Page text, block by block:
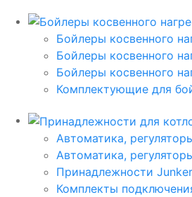
Бойлеры косвенного
Бойлеры косвенного
Бойлеры косвенного
Комплектующие для
Автоматика,
Автоматика,
Принадлежности
Комплекты